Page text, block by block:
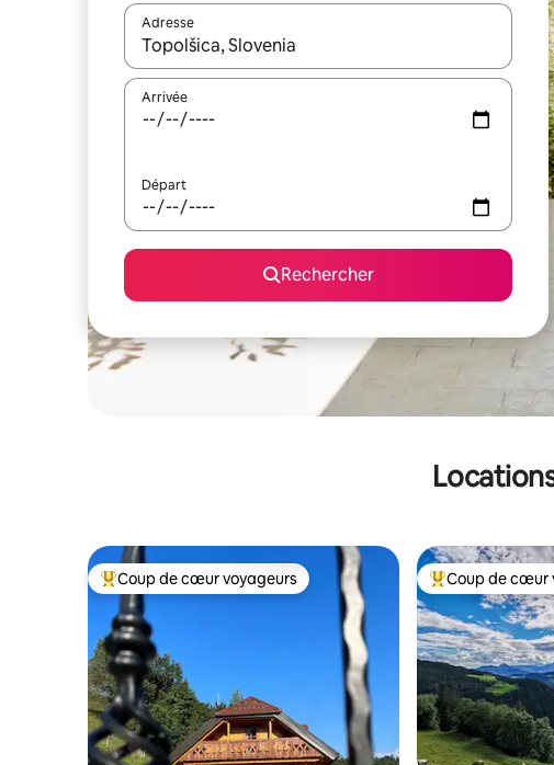
Adresse
Lorsque les résultats s'affichent, utilisez les flèches vers
Arrivée
Départ
Rechercher
Coups de cœur voyageurs les plus appréciés
Coup de cœur voyageurs Coups de cœur
Coup de cœur